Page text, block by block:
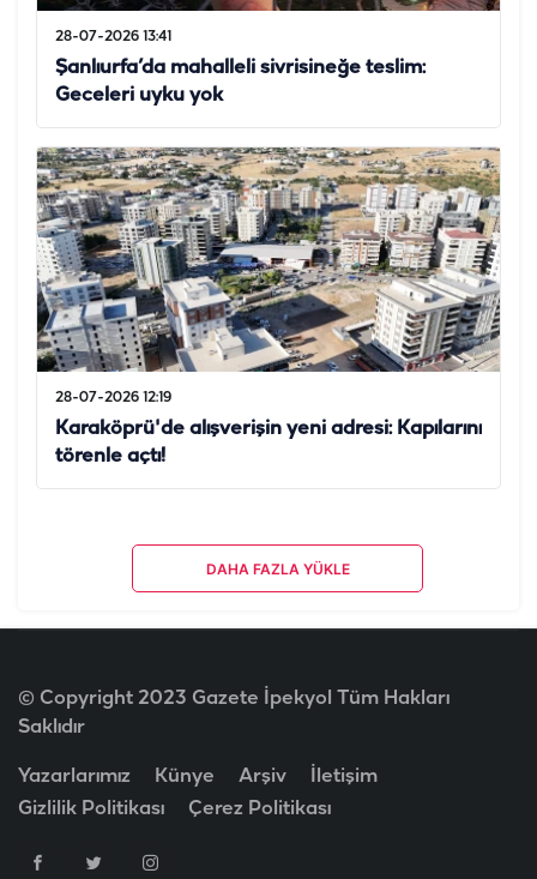
28-07-2026 13:41
Şanlıurfa’da mahalleli sivrisineğe teslim:
Geceleri uyku yok
28-07-2026 12:19
Karaköprü'de alışverişin yeni adresi: Kapılarını
törenle açtı!
DAHA FAZLA YÜKLE
© Copyright 2023 Gazete İpekyol Tüm Hakları
Saklıdır
Yazarlarımız Künye Arşiv
İletişim
Gizlilik Politikası
Çerez Politikası